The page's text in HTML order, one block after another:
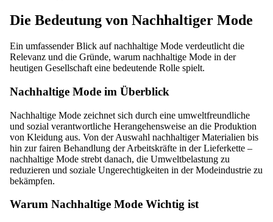
Die Bedeutung von Nachhaltiger Mode
Ein umfassender Blick auf nachhaltige Mode verdeutlicht die
Relevanz und die Gründe, warum nachhaltige Mode in der
heutigen Gesellschaft eine bedeutende Rolle spielt.
Nachhaltige Mode im Überblick
Nachhaltige Mode zeichnet sich durch eine umweltfreundliche
und sozial verantwortliche Herangehensweise an die Produktion
von Kleidung aus. Von der Auswahl nachhaltiger Materialien bis
hin zur fairen Behandlung der Arbeitskräfte in der Lieferkette –
nachhaltige Mode strebt danach, die Umweltbelastung zu
reduzieren und soziale Ungerechtigkeiten in der Modeindustrie zu
bekämpfen.
Warum Nachhaltige Mode Wichtig ist